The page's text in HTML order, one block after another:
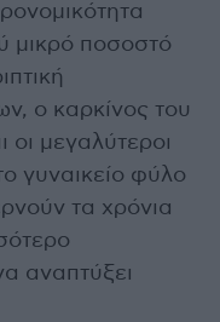
μικρό ποσοστό
ο καρκίνος του
οι μεγαλύτεροι
γυναικείο φύλο
τα χρόνια
αναπτύξει